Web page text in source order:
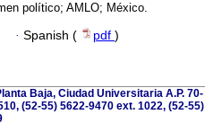
político; AMLO; México.
· Spanish ( pdf )
Baja, Ciudad Universitaria A.P. 70-
(52-55) 5622-9470 ext. 1022, (52-55)